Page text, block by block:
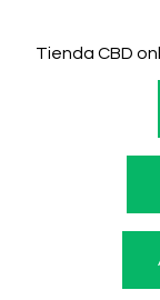
Tienda CBD